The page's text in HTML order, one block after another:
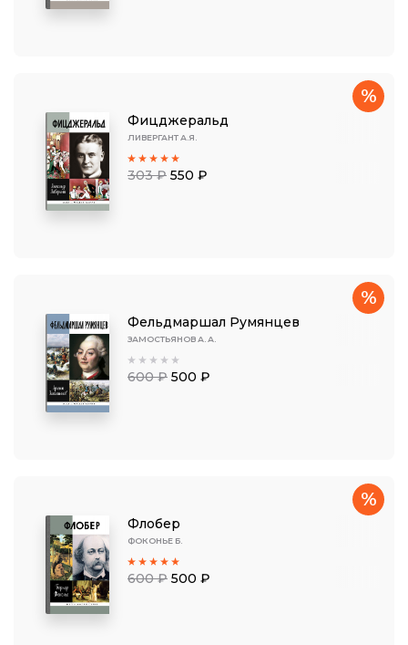
Фицджеральд
ЛИВЕРГАНТ А.Я.
303 ₽ 550 ₽
%
Фельдмаршал Румянцев
ЗАМОСТЬЯНОВ А. А.
600 ₽ 500 ₽
%
Флобер
ФОКОНЬЕ Б.
600 ₽ 500 ₽
%